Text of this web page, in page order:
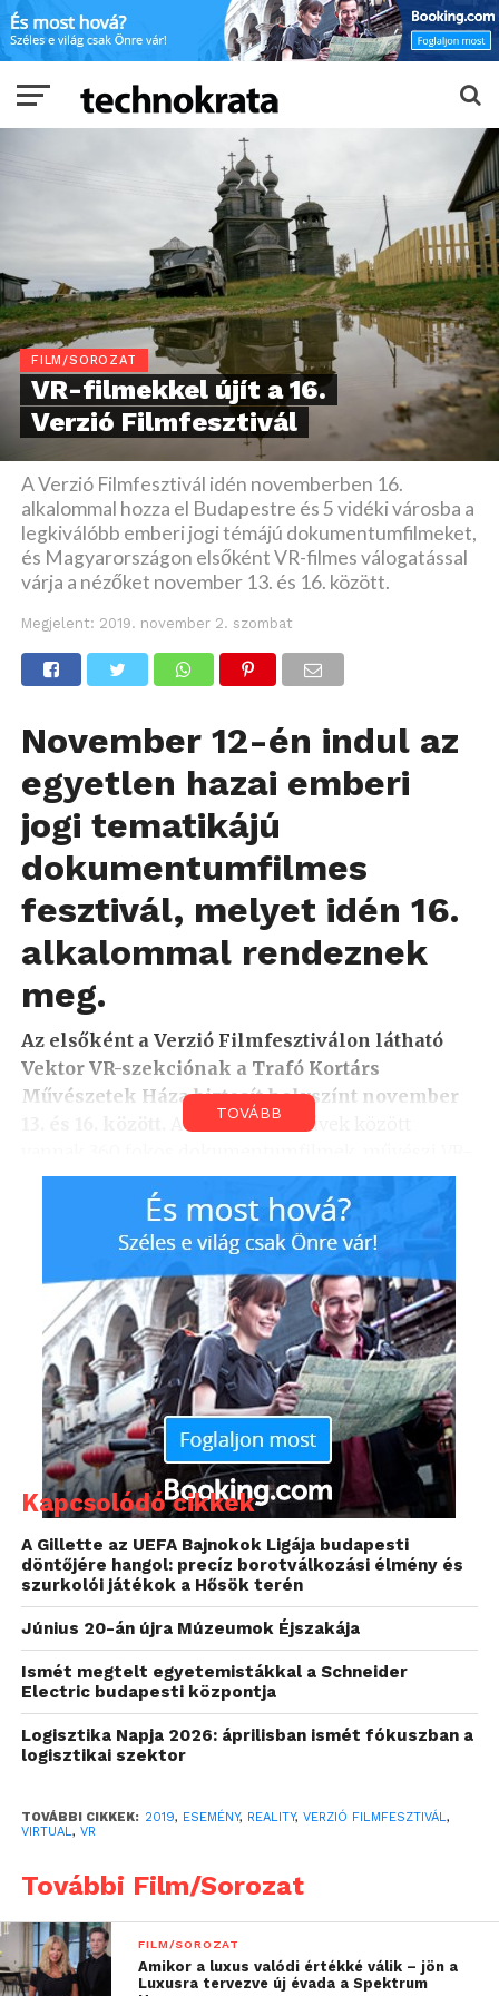
FILM/SOROZAT
VR-filmekkel újít a 16.
Verzió Filmfesztivál
A Verzió Filmfesztivál idén novemberben 16.
alkalommal hozza el Budapestre és 5 vidéki városba a
legkiválóbb emberi jogi témájú dokumentumfilmeket,
és Magyarországon elsőként VR-filmes válogatással
várja a nézőket november 13. és 16. között.
Megjelent: 2019. november 2. szombat
November 12-én indul az
egyetlen hazai emberi
jogi tematikájú
dokumentumfilmes
fesztivál, melyet idén 16.
alkalommal rendeznek
meg.
Az elsőként a Verzió Filmfesztiválon látható
Vektor VR-szekciónak a Trafó Kortárs
Művészetek Háza biztosít helyszínt november
A bemutatott művek között
élmények és immerzív újságírói projektek is. A VR
projekteket angol nyelven, illetve eredeti nyelven
angol felirattal vetítik.
A Virtuális Valóság egyedülálló és érzékletes utakon
von be minket különböző szereplők és történetek
világába. A történet középpontjába kerülve annak
aktív résztvevőjévé válunk a megszokott passzív
megfigyelés helyett. A Vektor szekció válogatásán
keresztül megismerhetjük, hogy az alkotók miként
használják a médiumot és nyitnak új lehetőségeket a
minket körülvevő világ megismeréséhez.
VR) című alkotása Kafka klasszikus művének
ajánlva fel adaptációról, környezetről és
lehetőségekről. A-22.7°C című VR filmben Grönland
TOVÁBB
Kapcsolódó cikkek
A Gillette az UEFA Bajnokok Ligája budapesti
döntőjére hangol: precíz borotválkozási élmény és
szurkolói játékok a Hősök terén
Június 20-án újra Múzeumok Éjszakája
Ismét megtelt egyetemistákkal a Schneider
Electric budapesti központja
Logisztika Napja 2026: áprilisban ismét fókuszban a
logisztikai szektor
TOVÁBBI CIKKEK: 2019, ESEMÉNY, REALITY, VERZIÓ FILMFESZTIVÁL,
VIRTUAL, VR
További Film/Sorozat
FILM/SOROZAT
Amikor a luxus valódi értékké válik – jön a
Luxusra tervezve új évada a Spektrum